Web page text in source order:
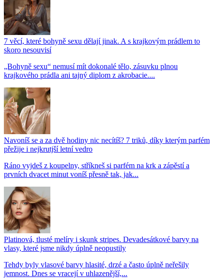
7 věcí, které bohyně sexu dělají jinak. A s krajkovým prádlem to
skoro nesouvisí
„Bohyně sexu“ nemusí mít dokonalé tělo, zásuvku plnou
krajkového prádla ani tajný diplom z akrobacie....
Navoníš se a za dvě hodiny nic necítíš? 7 triků, díky kterým parfém
přežije i nejkrutjší letní vedro
Ráno vyjdeš z koupelny, stříkneš si parfém na krk a zápěstí a
prvních dvacet minut voníš přesně tak, jak...
Platinová, tlusté melíry i skunk stripes. Devadesátkové barvy na
vlasy, které jsme nikdy úplně neopustily
Tehdy byly vlasové barvy hlasité, drzé a často úplně neřešily
jemnost. Dnes se vracejí v uhlazenější,...